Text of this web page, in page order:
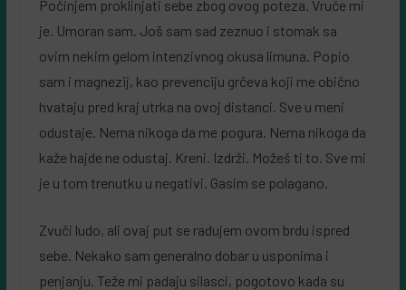
Počinjem proklinjati sebe zbog ovog poteza. Vruće mi
je. Umoran sam. Još sam sad zeznuo i stomak sa
ovim nekim gelom intenzivnog okusa limuna. Popio
sam i magnezij, kao prevenciju grčeva koji me obično
hvataju pred kraj utrka na ovoj distanci. Sve u meni
odustaje. Nema nikoga da me pogura. Nema nikoga da
kaže hajde ne odustaj. Kreni. Izdrži. Možeš ti to. Sve mi
je u tom trenutku u negativi. Gasim se polagano.
Zvuči ludo, ali ovaj put se radujem ovom brdu ispred
sebe. Nekako sam generalno dobar u usponima i
penjanju. Teže mi padaju silasci, pogotovo kada su